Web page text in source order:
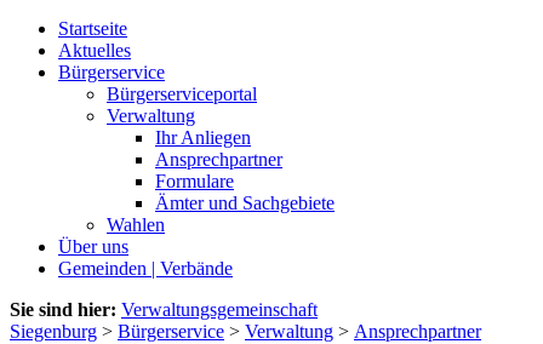
Startseite
Aktuelles
Bürgerservice
Bürgerserviceportal
Verwaltung
Ihr Anliegen
Ansprechpartner
Formulare
Ämter und Sachgebiete
Wahlen
Über uns
Gemeinden | Verbände
Sie sind hier: Verwaltungsgemeinschaft
Siegenburg > Bürgerservice > Verwaltung > Ansprechpartner